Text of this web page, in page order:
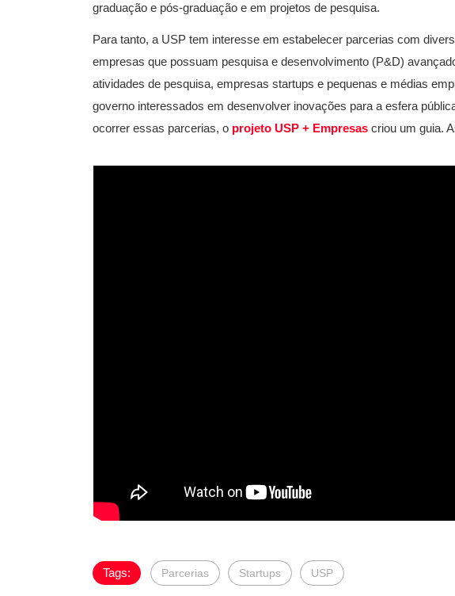
graduação e pós-graduação e em projetos de pesquisa.
Para tanto, a USP tem interesse em estabelecer parcerias com
empresas que possuam pesquisa e desenvolvimento (P&D)
atividades de pesquisa, empresas startups e pequenas e médias
governo interessados em desenvolver inovações para a esfera
ocorrer essas parcerias, o projeto USP + Empresas criou um guia.
Tags: Parcerias Startups USP